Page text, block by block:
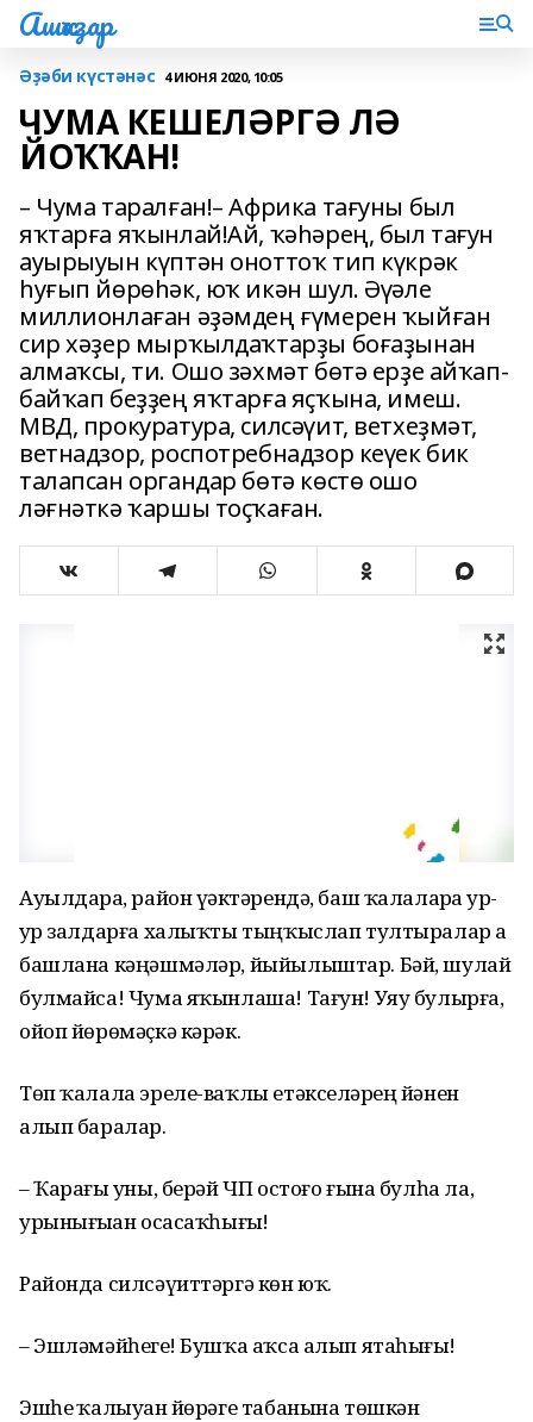
Ашҡаҙар
Әҙәби күстәнәс 4 ИЮНЯ 2020, 10:05
ЧУМА КЕШЕЛӘРГӘ ЛӘ
ЙОҠҠАН!
– Чума таралған!– Африка тағуны был
яҡтарға яҡынлай!Ай, ҡәһәрең, был тағун
ауырыуын күптән оноттоҡ тип күкрәк
һуғып йөрөһәк, юҡ икән шул. Әүәле
миллионлаған әҙәмдең ғүмерен ҡыйған
сир хәҙер мырҡылдаҡтарҙы боғаҙынан
алмаҡсы, ти. Ошо зәхмәт бөтә ерҙе айҡап-
байҡап беҙҙең яҡтарға яҫҡына, имеш.
МВД, прокуратура, силсәүит, ветхеҙмәт,
ветнадзор, роспотребнадзор кеүек бик
талапсан органдар бөтә көстө ошо
ләғнәткә ҡаршы тоҫҡаған.
Ауылдарҙа, район үҙәктәрендә, баш ҡалаларҙа ҙур-
ҙур залдарға халыҡты тыңҡыслап тултыралар ҙа
башлана кәңәшмәләр, йыйылыштар. Бәй, шулай
булмайса! Чума яҡынлаша! Тағун! Уяу булырға,
ойоп йөрөмәҫкә кәрәк.
Төп ҡалала эреле-ваҡлы етәкселәрҙең йәнен
алып баралар.
– Ҡарағыҙ уны, берәй ЧП остоғо ғына булһа ла,
урынығыҙҙан осасаҡһығыҙ!
Районда силсәүиттәргә көн юҡ.
– Эшләмәйһегеҙ! Бушҡа аҡса алып ятаһығыҙ!
Эшһеҙ ҡалыуҙан йөрәге табанына төшкән